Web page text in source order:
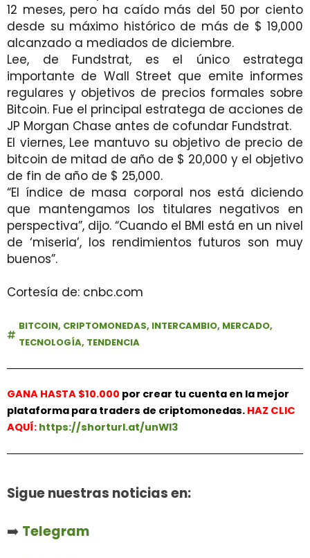
12 meses, pero ha caído más del 50 por ciento
desde su máximo histórico de más de $ 19,000
alcanzado a mediados de diciembre.
Lee, de Fundstrat, es el único estratega
importante de Wall Street que emite informes
regulares y objetivos de precios formales sobre
Bitcoin. Fue el principal estratega de acciones de
JP Morgan Chase antes de cofundar Fundstrat.
El viernes, Lee mantuvo su objetivo de precio de
bitcoin de mitad de año de $ 20,000 y el objetivo
de fin de año de $ 25,000.
“El índice de masa corporal nos está diciendo
que mantengamos los titulares negativos en
perspectiva”, dijo. “Cuando el BMI está en un nivel
de ‘miseria’, los rendimientos futuros son muy
buenos”.
Cortesía de: cnbc.com
BITCOIN, CRIPTOMONEDAS, INTERCAMBIO, MERCADO,
TECNOLOGÍA, TENDENCIA
GANA HASTA $10.000 por crear tu cuenta en la mejor
plataforma para traders de criptomonedas. HAZ CLIC
AQUÍ: https://shorturl.at/unWl3
Sigue nuestras noticias en:
➡️ Telegram